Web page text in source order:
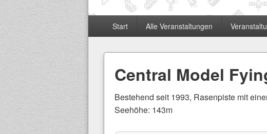
Start Alle Veranstaltungen
Central Model
Bestehend seit 1993, Rasenpiste mit
Seehöhe: 143m